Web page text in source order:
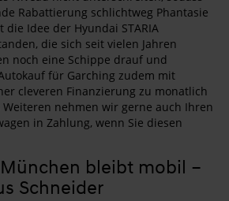
Rabattierung schlichtweg Phantasie
Idee der Hyundai STARIA
die sich seit vielen Jahren
noch eine Schippe drauf und
für Garching zudem mit
cleveren Finanzierung zu monatlich
Weiteren nehmen wir gerne auch Ihren
in Zahlung, wenn Sie diesen
bleibt mobil –
Schneider